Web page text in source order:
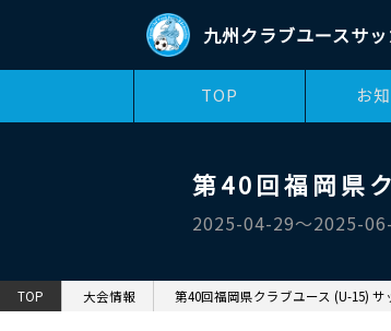
九州クラブユースサ
TOP お
第40回福岡県
2025-04-29〜2025-
TOP 大会情報 第40回福岡県クラブユース (U-15)